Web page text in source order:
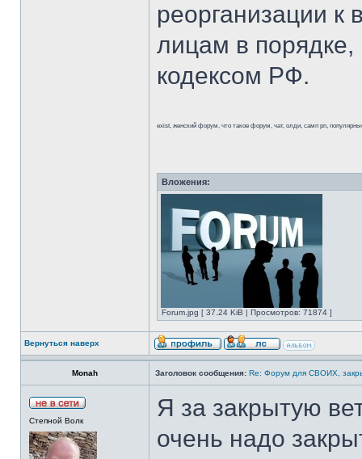
реорганизации
лицам в
кодексом РФ.
exist, женский форум, что такое форум, чат, олди, самп рп,
Вложения:
Forum.jpg [ 37.24 KiB | Просмотров: 71874 ]
Вернуться наверх
Monah Заголовок сообщения: Re: Форум для СВОИХ,
Степной Волк
Я за закрытую
очень надо